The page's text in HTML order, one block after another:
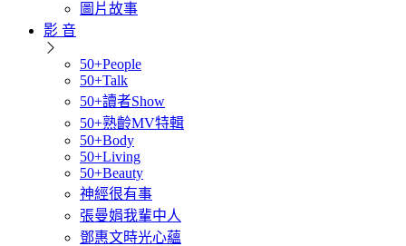
圖片故事
影 音
50+People
50+Talk
50+讀者Show
50+熟齡MV特輯
50+Body
50+Living
50+Beauty
神經很有事
張曼娟我輩中人
鄧惠文時光心蘊